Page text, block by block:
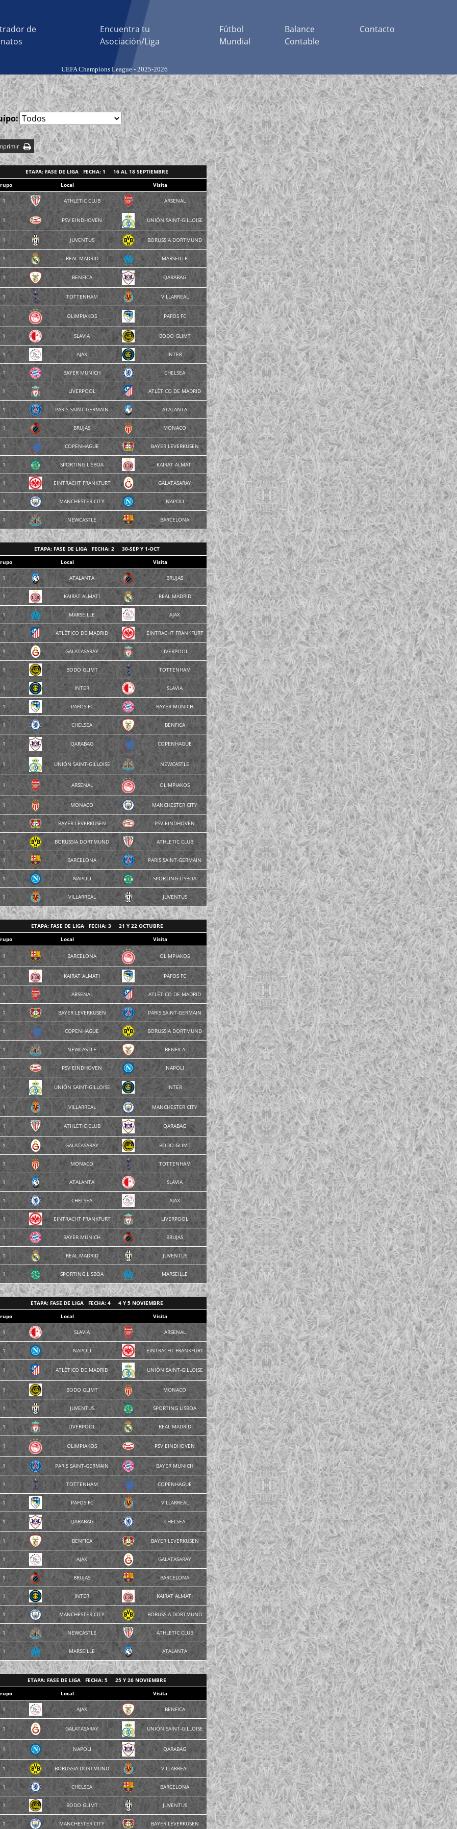
de
Encuentra tu
Asociación/Liga
Fútbol
Mundial
Balance
Contable
Contacto
UEFA Champions League - 2025-2026
ETAPA: FASE DE LIGA FECHA: 1 16 AL 18 SEPTIEMBRE
Local Visita
1 ATHLETIC CLUB ARSENAL
1 PSV EINDHOVEN UNIÓN SAINT-GILLOISE
1 JUVENTUS BORUSSIA DORTMUND
1 REAL MADRID MARSEILLE
1 BENFICA QARABAG
1 TOTTENHAM VILLARREAL
1 OLIMPIAKOS PAFOS FC
1 SLAVIA BODO GLIMT
1 AJAX INTER
1 BAYER MUNICH CHELSEA
1 LIVERPOOL ATLÉTICO DE MADRID
1 PARIS SAINT-GERMAIN ATALANTA
1 BRUJAS MONACO
1 COPENHAGUE BAYER LEVERKUSEN
1 SPORTING LISBOA KAIRAT ALMATI
1 EINTRACHT FRANKFURT GALATASARAY
1 MANCHESTER CITY NAPOLI
1 NEWCASTLE BARCELONA
ETAPA: FASE DE LIGA FECHA: 2 30-SEP Y 1-OCT
Local Visita
1 ATALANTA BRUJAS
1 KAIRAT ALMATI REAL MADRID
1 MARSEILLE AJAX
1 ATLÉTICO DE MADRID EINTRACHT FRANKFURT
1 GALATASARAY LIVERPOOL
1 BODO GLIMT TOTTENHAM
1 INTER SLAVIA
1 PAFOS FC BAYER MUNICH
1 CHELSEA BENFICA
1 QARABAG COPENHAGUE
1 UNIÓN SAINT-GILLOISE NEWCASTLE
1 ARSENAL OLIMPIAKOS
1 MONACO MANCHESTER CITY
1 BAYER LEVERKUSEN PSV EINDHOVEN
1 BORUSSIA DORTMUND ATHLETIC CLUB
1 BARCELONA PARIS SAINT-GERMAIN
1 NAPOLI SPORTING LISBOA
1 VILLARREAL JUVENTUS
ETAPA: FASE DE LIGA FECHA: 3 21 Y 22 OCTUBRE
Local Visita
1 BARCELONA OLIMPIAKOS
1 KAIRAT ALMATI PAFOS FC
1 ARSENAL ATLÉTICO DE MADRID
1 BAYER LEVERKUSEN PARIS SAINT-GERMAIN
1 COPENHAGUE BORUSSIA DORTMUND
1 NEWCASTLE BENFICA
1 PSV EINDHOVEN NAPOLI
1 UNIÓN SAINT-GILLOISE INTER
1 VILLARREAL MANCHESTER CITY
1 ATHLETIC CLUB QARABAG
1 GALATASARAY BODO GLIMT
1 MONACO TOTTENHAM
1 ATALANTA SLAVIA
1 CHELSEA AJAX
1 EINTRACHT FRANKFURT LIVERPOOL
1 BAYER MUNICH BRUJAS
1 REAL MADRID JUVENTUS
1 SPORTING LISBOA MARSEILLE
ETAPA: FASE DE LIGA FECHA: 4 4 Y 5 NOVIEMBRE
Local Visita
1 SLAVIA ARSENAL
1 NAPOLI EINTRACHT FRANKFURT
1 ATLÉTICO DE MADRID UNIÓN SAINT-GILLOISE
1 BODO GLIMT MONACO
1 JUVENTUS SPORTING LISBOA
1 LIVERPOOL REAL MADRID
1 OLIMPIAKOS PSV EINDHOVEN
1 PARIS SAINT-GERMAIN BAYER MUNICH
1 TOTTENHAM COPENHAGUE
1 PAFOS FC VILLARREAL
1 QARABAG CHELSEA
1 BENFICA BAYER LEVERKUSEN
1 AJAX GALATASARAY
1 BRUJAS BARCELONA
1 INTER KAIRAT ALMATI
1 MANCHESTER CITY BORUSSIA DORTMUND
1 NEWCASTLE ATHLETIC CLUB
1 MARSEILLE ATALANTA
ETAPA: FASE DE LIGA FECHA: 5 25 Y 26 NOVIEMBRE
Local Visita
1 AJAX BENFICA
1 GALATASARAY UNIÓN SAINT-GILLOISE
1 NAPOLI QARABAG
1 BORUSSIA DORTMUND VILLARREAL
1 CHELSEA BARCELONA
1 BODO GLIMT JUVENTUS
1 MANCHESTER CITY BAYER LEVERKUSEN